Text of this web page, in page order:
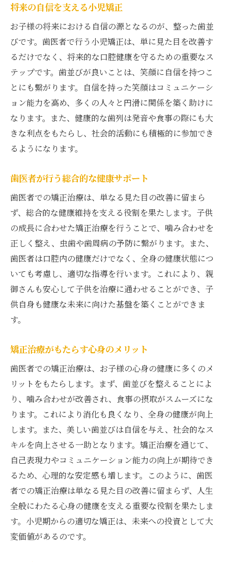
噛み合わせと全身健康の関係性
歯医者が行う正しい噛み合わせの形成
健康的な食生活を支える矯正治療
噛み合わせ改善による生活の質向上
将来に繋がる持続的な健康効果
歯医者による定期的な評価と調整
安心して任せられる歯医者の小児矯正環境
子どもに優しい治療環境の整備
歯医者が提供する安心感と信頼性
親子で安心できる治療の流れ
歯医者の綿密な治療計画と実績
安心して通える歯医者の環境づくり
歯医者と一緒に考える子どもの成長と歯の健康
歯医者の視点から見る成長の重要性
子どもの成長における歯の役割
歯医者と共に未来を描く成長プラン
成長に応じた歯科ケアの進め方
信頼できる歯医者の選び方
初めての矯正治療を安心して始める
親子で相談できる歯医者の重要性
信頼関係を築くための歯医者選び
診療実績と評判をチェックする方法
信頼の歯医者で始める安心治療
将来の自信を支える小児矯正
お子様の将来における自信の源となるのが、整った歯並
びです。歯医者で行う小児矯正は、単に見た目を改善す
るだけでなく、将来的な口腔健康を守るための重要なス
テップです。歯並びが良いことは、笑顔に自信を持つこ
とにも繋がります。自信を持った笑顔はコミュニケーシ
ョン能力を高め、多くの人々と円滑に関係を築く助けに
なります。また、健康的な歯列は発音や食事の際にも大
きな利点をもたらし、社会的活動にも積極的に参加でき
るようになります。
歯医者が行う総合的な健康サポート
歯医者での矯正治療は、単なる見た目の改善に留まら
ず、総合的な健康維持を支える役割を果たします。子供
の成長に合わせた矯正治療を行うことで、噛み合わせを
正しく整え、虫歯や歯周病の予防に繋がります。また、
歯医者は口腔内の健康だけでなく、全身の健康状態につ
いても考慮し、適切な指導を行います。これにより、親
御さんも安心して子供を治療に通わせることができ、子
供自身も健康な未来に向けた基盤を築くことができま
す。
矯正治療がもたらす心身のメリット
歯医者での矯正治療は、お子様の心身の健康に多くのメ
リットをもたらします。まず、歯並びを整えることによ
り、噛み合わせが改善され、食事の摂取がスムーズにな
ります。これにより消化も良くなり、全身の健康が向上
します。また、美しい歯並びは自信を与え、社会的なス
キルを向上させる一助となります。矯正治療を通じて、
自己表現力やコミュニケーション能力の向上が期待でき
るため、心理的な安定感も増します。このように、歯医
者での矯正治療は単なる見た目の改善に留まらず、人生
全般にわたる心身の健康を支える重要な役割を果たしま
す。小児期からの適切な矯正は、未来への投資として大
変価値があるのです。